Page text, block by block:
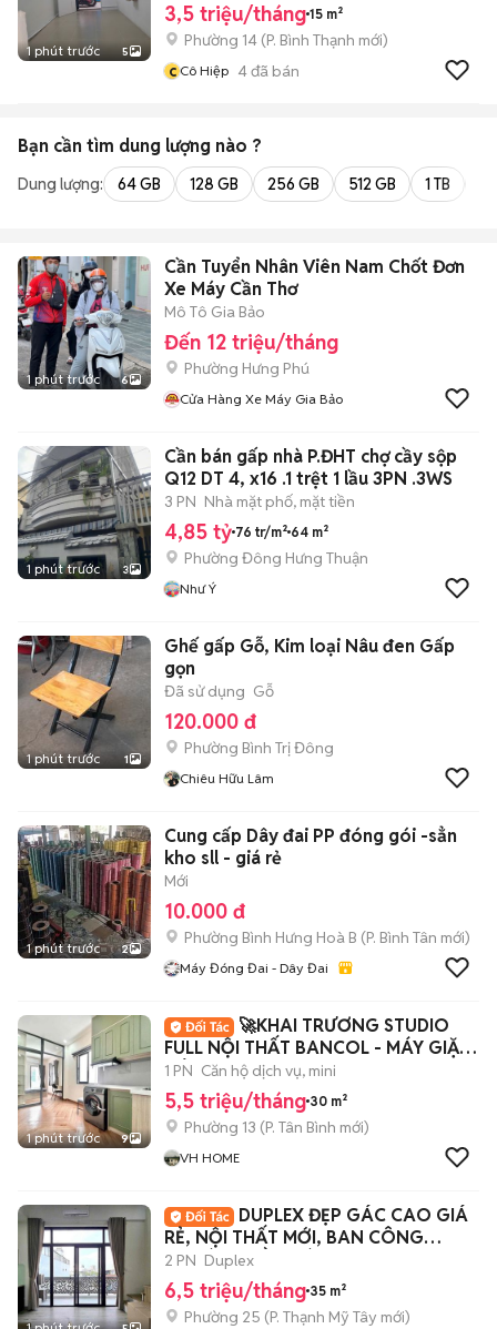
1 phút trước 5
3,5 triệu/tháng 15 m²
Phường 14 (P. Bình Thạnh mới)
c Cô Hiệp 4đã bán
Bạn cần tìm dung lượng nào ?
Dung lượng: 64 GB 128 GB 256 GB 512 GB 1 TB
1 phút trước 6
Cần Tuyển Nhân Viên Nam Chốt Đơn
Xe Máy Cần Thơ
Mô Tô Gia Bảo
Đến 12 triệu/tháng
Phường Hưng Phú
Cửa Hàng Xe Máy Gia Bảo
1 phút trước 3
Cần bán gấp nhà P.ĐHT chợ cầy sộp
Q12 DT 4, x16 .1 trệt 1 lầu 3PN .3WS
3 PN Nhà mặt phố, mặt tiền
4,85 tỷ 76 tr/m² 64 m²
Phường Đông Hưng Thuận
Như Ý
1 phút trước 1
Ghế gấp Gỗ, Kim loại Nâu đen Gấp
gọn
Đã sử dụng Gỗ
120.000 đ
Phường Bình Trị Đông
Chiêu Hữu Lâm
1 phút trước 2
Cung cấp Dây đai PP đóng gói -sẳn
kho sll - giá rẻ
Mới
10.000 đ
Phường Bình Hưng Hoà B (P. Bình Tân mới)
Máy Đóng Đai - Dây Đai
1 phút trước 9
🚀KHAI TRƯƠNG STUDIO
FULL NỘI THẤT BANCOL - MÁY GIẶT
RIÊNG
1 PN Căn hộ dịch vụ, mini
5,5 triệu/tháng 30 m²
Phường 13 (P. Tân Bình mới)
VH HOME
DUPLEX ĐẸP GÁC CAO GIÁ
RẺ, NỘI THẤT MỚI, BAN CÔNG
THOÁNG GẦN HÀNG XANH
2 PN Duplex
6,5 triệu/tháng 35 m²
Phường 25 (P. Thạnh Mỹ Tây mới)